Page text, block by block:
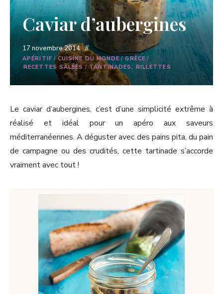
Caviar d’aubergines
17 novembre 2014
APÉRITIF /CUISINE DU MONDE/GRÈCE/
RECETTES SALÉES/ TARTINADES, RILLETTES
Le caviar d’aubergines, c’est d’une simplicité extrême à
réalisé et idéal pour un apéro aux saveurs
méditerranéennes. A déguster avec des pains pita, du pain
de campagne ou des crudités, cette tartinade s’accorde
vraiment avec tout !